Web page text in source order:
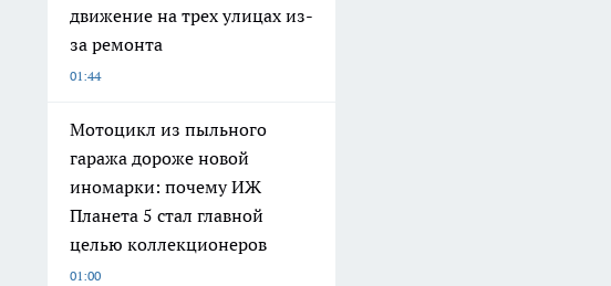
движение на трех улицах из-
за ремонта
01:44
Мотоцикл из пыльного
гаража дороже новой
иномарки: почему ИЖ
Планета 5 стал главной
целью коллекционеров
01:00